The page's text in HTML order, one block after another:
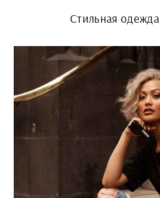
Стильная